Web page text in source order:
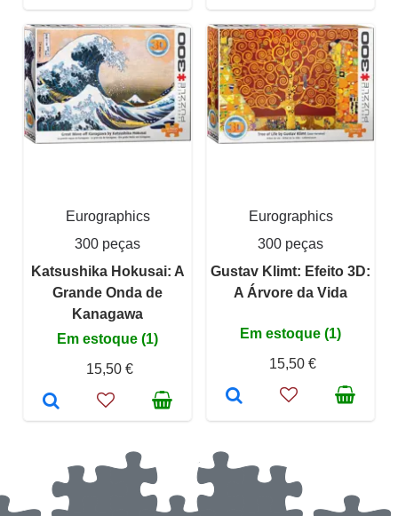
Eurographics
300 peças
Katsushika Hokusai: A
Grande Onda de
Kanagawa
Em estoque (1)
15,50 €
Eurographics
300 peças
Gustav Klimt: Efeito 3D:
A Árvore da Vida
Em estoque (1)
15,50 €